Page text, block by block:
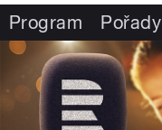
Program Pořady